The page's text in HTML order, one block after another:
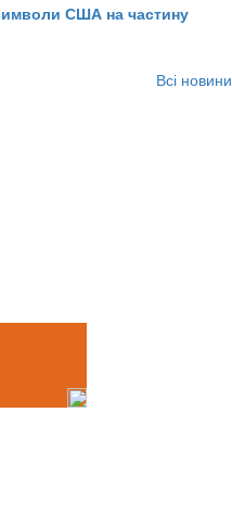
США на частину
Всі новини